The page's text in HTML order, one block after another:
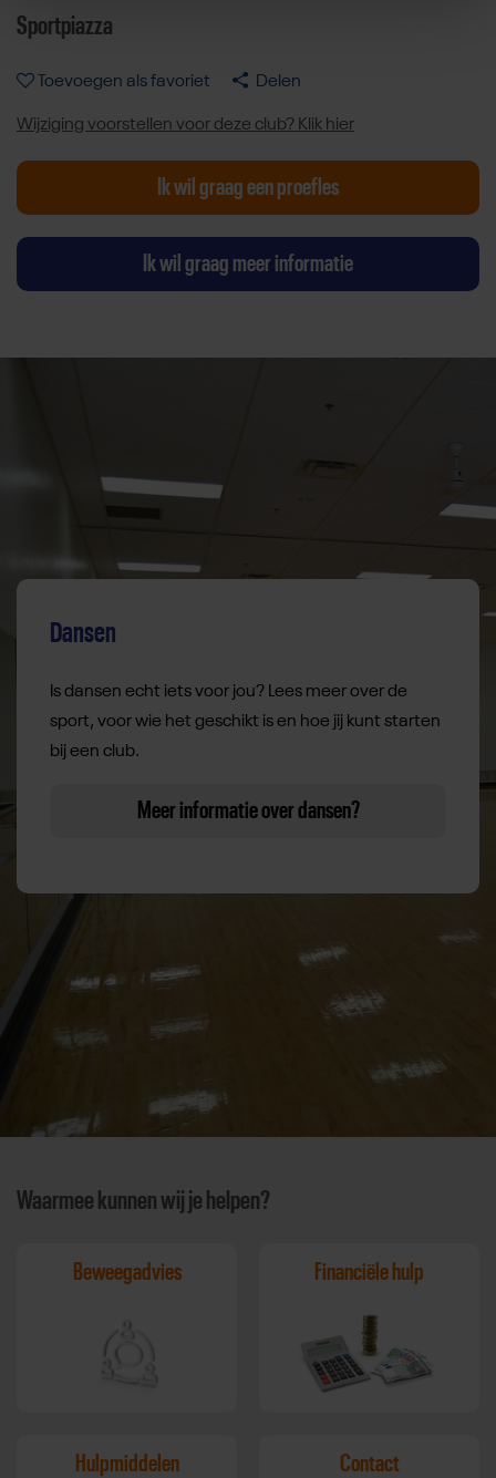
Sportpiazza
Toevoegen als favoriet Delen
Wijziging voorstellen voor deze club? Klik hier
Ik wil graag een proefles
Ik wil graag meer informatie
Dansen
Is dansen echt iets voor jou? Lees meer over de
sport, voor wie het geschikt is en hoe jij kunt starten
bij een club.
Meer informatie over dansen?
Waarmee kunnen wij je helpen?
Beweegadvies Financiële hulp
Hulpmiddelen Contact